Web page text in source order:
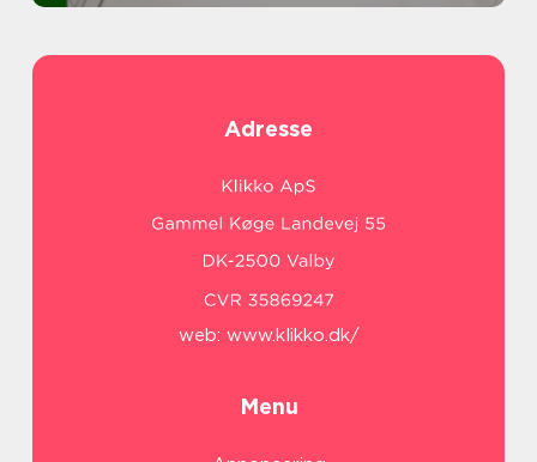
Adresse
web: www.klikko.dk/
Menu